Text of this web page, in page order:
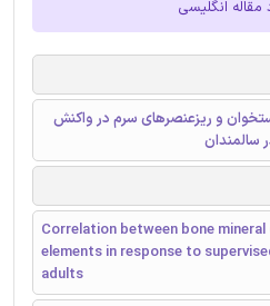
مقاله انگلیسی
و ریزعنصرهای سرم در واکنش
سالمندان
Correlation between bone
elements in response to
adults